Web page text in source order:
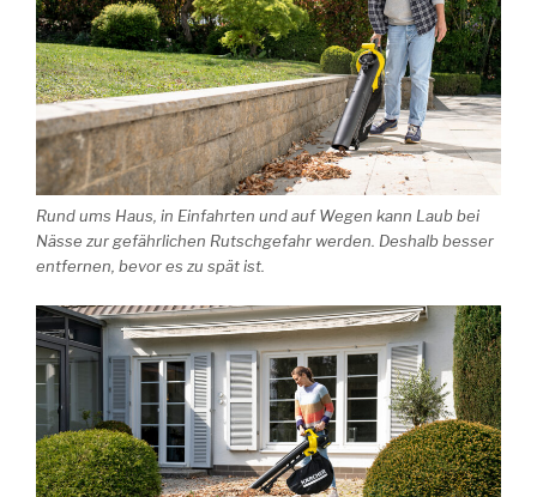
Rund ums Haus, in Einfahrten und auf Wegen kann Laub bei
Nässe zur gefährlichen Rutschgefahr werden. Deshalb besser
entfernen, bevor es zu spät ist.